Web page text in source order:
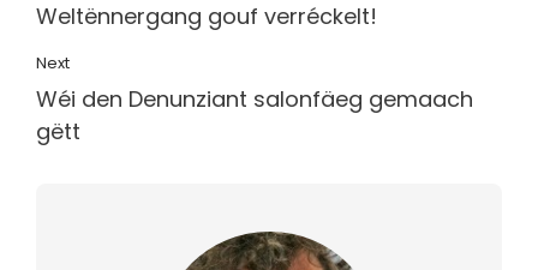
Weltënnergang gouf verréckelt!
Next
Wéi den Denunziant salonfäeg gemaach
gëtt